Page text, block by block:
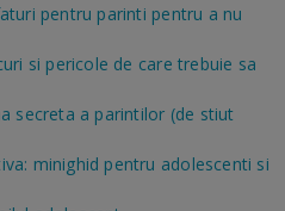
pentru parinti pentru a nu
si pericole de care trebuie sa
secreta a parintilor (de stiut
minighid pentru adolescenti si